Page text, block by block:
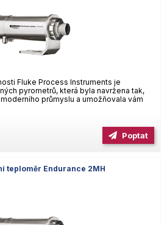
Fluke Process Instruments je
pyrometrů, která byla navržena tak,
průmyslu a umožňovala vám
Poptat
teploměr Endurance 2MH